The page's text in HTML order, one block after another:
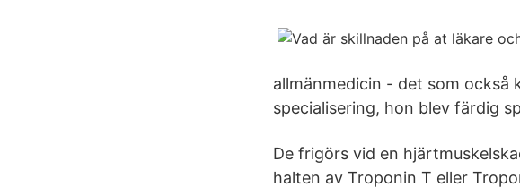
allmänmedicin - det som också
specialisering, hon blev färdig
De frigörs vid en
halten av Troponin T eller